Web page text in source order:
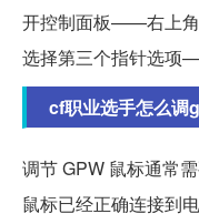
开控制面板——右上
选择第三个指针选项
cf职业选手怎么调
调节 GPW 鼠标通常
鼠标已经正确连接到